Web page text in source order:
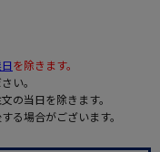
を除きます。
い。
の当日を除きます。
る場合がございます。